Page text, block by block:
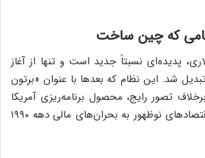
پدیده‌ای نسبتاً جدید است و تنها از آغاز
شد. این نظام که بعدها با عنوان «برتون
برخلاف تصور رایج، محصول برنامه‌ریزی آمریکا
نبود، بلکه از واکنش اقتصادهای نوظهور به بحران‌های مالی دهه ۱۹۹۰